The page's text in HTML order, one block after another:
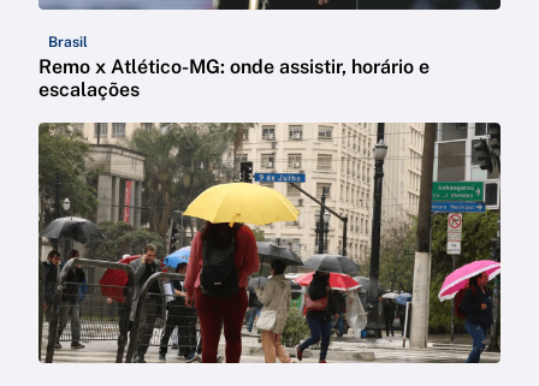
Brasil
Remo x Atlético-MG: onde assistir, horário e
escalações